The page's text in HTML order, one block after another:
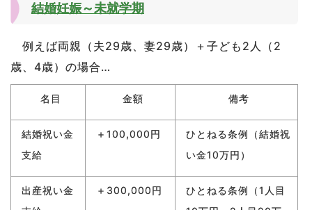
結婚妊娠～未就学期
例えば両親（夫29歳、妻29歳）＋子ども2人（2
歳、4歳）の場合…
名目 金額 備考
結婚祝い金
支給
＋100,000円
ひとねる条例（結婚祝
い金10万円）
出産祝い金
＋300,000円
ひとねる条例（1人目